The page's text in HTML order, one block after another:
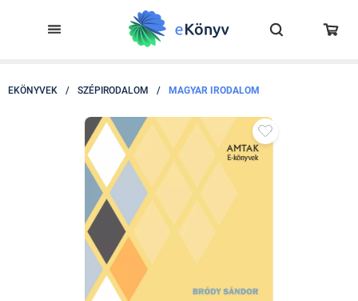
EKÖNYVEK / SZÉPIRODALOM / MAGYAR IRODALOM